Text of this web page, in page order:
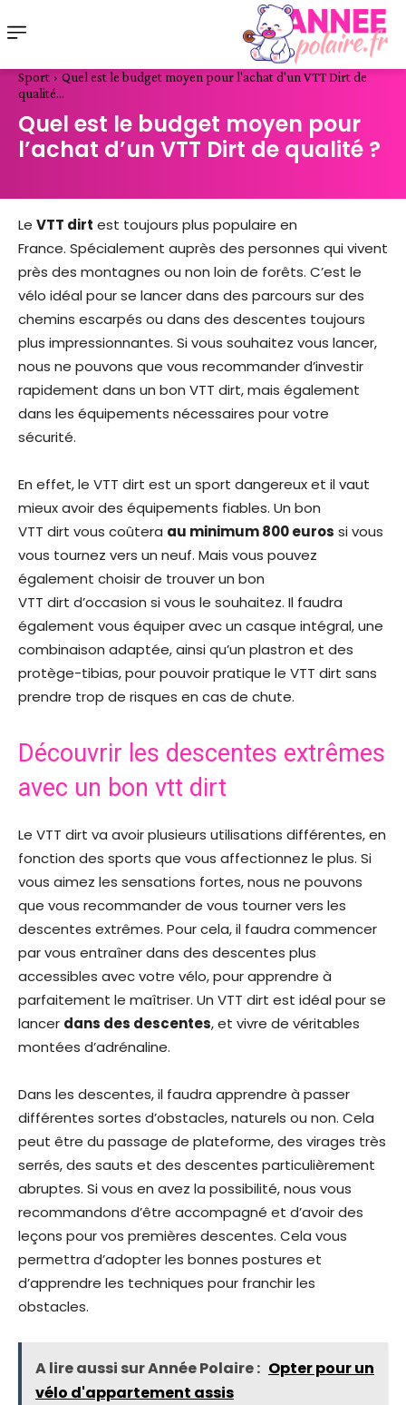
Sport
Quel est le budget moyen pour l'achat d'un VTT Dirt de
qualité...
Quel est le budget moyen pour
l’achat d’un VTT Dirt de qualité ?
Le VTT dirt est toujours plus populaire en
France. Spécialement auprès des personnes qui vivent
près des montagnes ou non loin de forêts. C’est le
vélo idéal pour se lancer dans des parcours sur des
chemins escarpés ou dans des descentes toujours
plus impressionnantes. Si vous souhaitez vous lancer,
nous ne pouvons que vous recommander d’investir
rapidement dans un bon VTT dirt, mais également
dans les équipements nécessaires pour votre
sécurité.
En effet, le VTT dirt est un sport dangereux et il vaut
mieux avoir des équipements fiables. Un bon
VTT dirt vous coûtera au minimum 800 euros si vous
vous tournez vers un neuf. Mais vous pouvez
également choisir de trouver un bon
VTT dirt d’occasion si vous le souhaitez. Il faudra
également vous équiper avec un casque intégral, une
combinaison adaptée, ainsi qu’un plastron et des
protège-tibias, pour pouvoir pratique le VTT dirt sans
prendre trop de risques en cas de chute.
Découvrir les descentes extrêmes
avec un bon vtt dirt
Le VTT dirt va avoir plusieurs utilisations différentes, en
fonction des sports que vous affectionnez le plus. Si
vous aimez les sensations fortes, nous ne pouvons
que vous recommander de vous tourner vers les
descentes extrêmes. Pour cela, il faudra commencer
par vous entraîner dans des descentes plus
accessibles avec votre vélo, pour apprendre à
parfaitement le maîtriser. Un VTT dirt est idéal pour se
lancer dans des descentes, et vivre de véritables
montées d’adrénaline.
Dans les descentes, il faudra apprendre à passer
différentes sortes d’obstacles, naturels ou non. Cela
peut être du passage de plateforme, des virages très
serrés, des sauts et des descentes particulièrement
abruptes. Si vous en avez la possibilité, nous vous
recommandons d’être accompagné et d’avoir des
leçons pour vos premières descentes. Cela vous
permettra d’adopter les bonnes postures et
d’apprendre les techniques pour franchir les
obstacles.
A lire aussi sur Année Polaire : Opter pour un
vélo d'appartement assis